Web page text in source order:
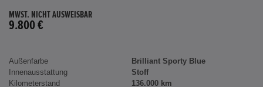
MWST. NICHT AUSWEISBAR
9.800 €
Außenfarbe
Brilliant Sporty Blue
Innenausstattung
Stoff
Kilometerstand
136.000 km